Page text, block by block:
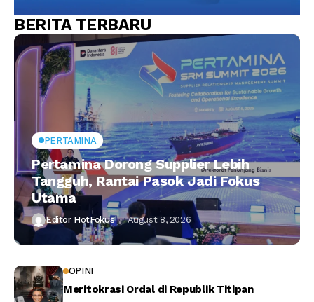
BERITA TERBARU
PERTAMINA
Pertamina Dorong Supplier Lebih
Tangguh, Rantai Pasok Jadi Fokus
Utama
Editor HotFokus August 8, 2026
OPINI
Meritokrasi Ordal di Republik Titipan